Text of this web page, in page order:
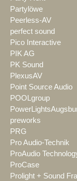
Partylöwe
Peerless-AV
perfect sound
Pico Interactive
PIK AG
PK Sound
PlexusAV
Point Source Audio
POOLgroup
preworks
PRG
Pro Audio-Technik
ProAudio
ProCase
Prolight + Sound